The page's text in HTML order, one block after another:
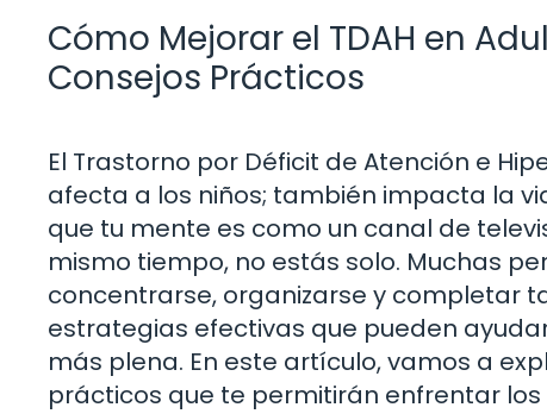
Cómo Mejorar el TDAH en
Consejos Prácticos
El Trastorno por Déficit de Atención e
afecta a los niños; también impacta la
que tu mente es como un canal de
mismo tiempo, no estás solo. Muchas
concentrarse, organizarse y completar
estrategias efectivas que pueden
más plena. En este artículo, vamos a
prácticos que te permitirán enfrentar